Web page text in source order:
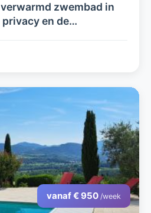
zwembad in
en de
vanaf € 950 /week